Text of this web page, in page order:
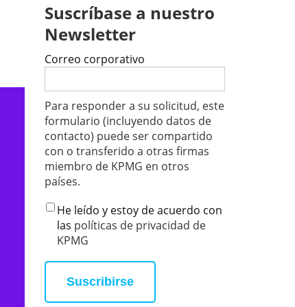
Suscríbase a nuestro
Newsletter
Correo corporativo
Para responder a su solicitud, este
formulario (incluyendo datos de
contacto) puede ser compartido
con o transferido a otras firmas
miembro de KPMG en otros
países.
He leído y estoy de acuerdo con
las políticas de privacidad de
KPMG